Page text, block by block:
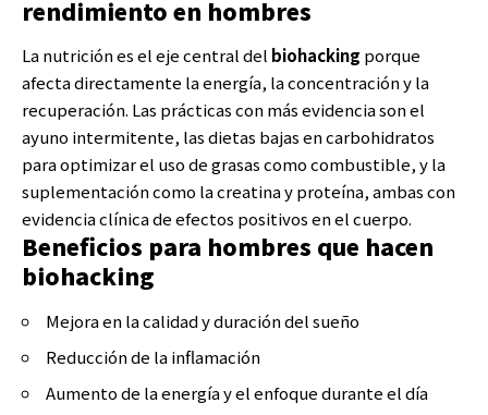
rendimiento en hombres
La nutrición es el eje central del biohacking porque
afecta directamente la energía, la concentración y la
recuperación. Las prácticas con más evidencia son el
ayuno intermitente, las dietas bajas en carbohidratos
para optimizar el uso de grasas como combustible, y la
suplementación como la creatina y proteína, ambas con
evidencia clínica de efectos positivos en el cuerpo.
Beneficios para hombres que hacen
biohacking
Mejora en la calidad y duración del sueño
Reducción de la inflamación
Aumento de la energía y el enfoque durante el día